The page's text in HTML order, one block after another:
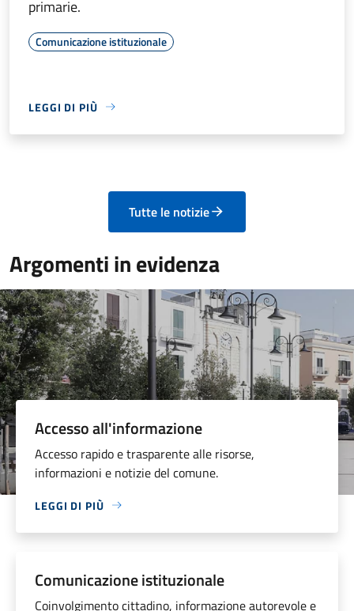
primarie.
Comunicazione istituzionale
LEGGI DI PIÙ
Tutte le notizie
Argomenti in evidenza
Accesso all'informazione
Accesso rapido e trasparente alle risorse,
informazioni e notizie del comune.
LEGGI DI PIÙ
Comunicazione istituzionale
Coinvolgimento cittadino, informazione autorevole e